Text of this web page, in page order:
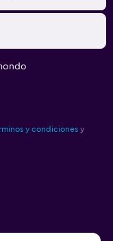
y condiciones y